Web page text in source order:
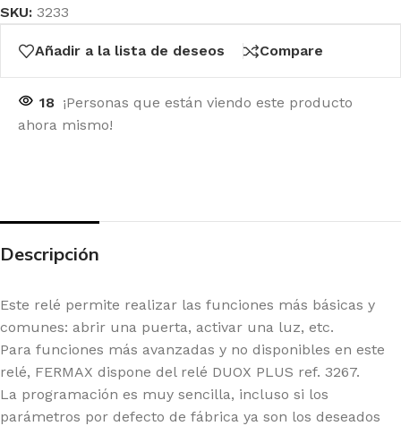
SKU: 3233
Añadir a la lista de deseos Compare
18 ¡Personas que están viendo este producto
ahora mismo!
Descripción
Este relé permite realizar las funciones más básicas y
comunes: abrir una puerta, activar una luz, etc.
Para funciones más avanzadas y no disponibles en este
relé, FERMAX dispone del relé DUOX PLUS ref. 3267.
La programación es muy sencilla, incluso si los
parámetros por defecto de fábrica ya son los deseados